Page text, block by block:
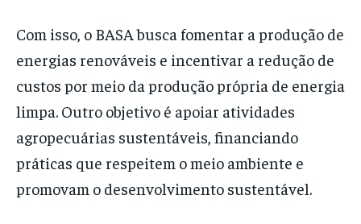
Com isso, o BASA busca fomentar a produção de
energias renováveis e incentivar a redução de
custos por meio da produção própria de energia
limpa. Outro objetivo é apoiar atividades
agropecuárias sustentáveis, financiando
práticas que respeitem o meio ambiente e
promovam o desenvolvimento sustentável.